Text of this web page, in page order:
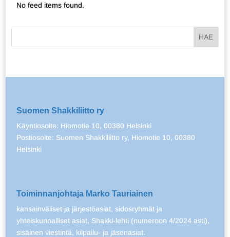
No feed items found.
Suomen Shakkiliitto ry
Käyntiosoite: Hiomotie 10, 00380 Helsinki
Postiosoite: Suomen Shakkiliitto ry, Hiomotie 10, 00380
Helsinki
Toiminnanjohtaja Marko Tauriainen
kansainväliset ja järjestöasiat, sidosryhmät ja
yhteiskunnalliset asiat, Shakki-lehti (numeroon 4/2024 asti),
sisäinen viestintä, kilpailu- ja jäsenasiat.